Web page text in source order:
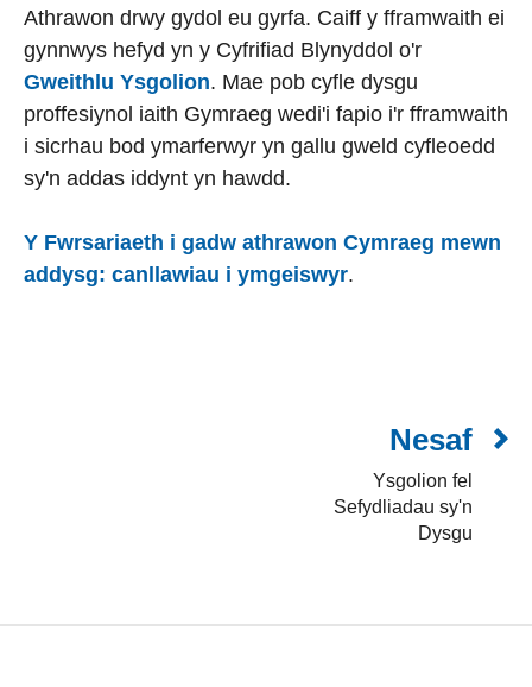
Athrawon drwy gydol eu gyrfa. Caiff y fframwaith ei
gynnwys hefyd yn y Cyfrifiad Blynyddol o'r
Gweithlu Ysgolion. Mae pob cyfle dysgu
proffesiynol iaith Gymraeg wedi'i fapio i'r fframwaith
i sicrhau bod ymarferwyr yn gallu gweld cyfleoedd
sy'n addas iddynt yn hawdd.
Y Fwrsariaeth i gadw athrawon Cymraeg mewn
addysg: canllawiau i ymgeiswyr.
Nesaf
Ysgolion fel
Sefydliadau sy'n
Dysgu